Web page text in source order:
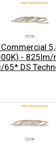
Commercial
-
65* DS